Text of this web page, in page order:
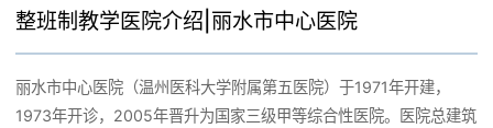
1人、省名中医1人、省卫生青年人才2人、省551卫生高层次创新人
人、临床研究专家20人、专职科研人员14人，温州医科大学博士生
导师1人，温州医科大学、佳木斯大学、牡丹江医学院硕士生导师20
整班制教学医院介绍|丽水市中心医院
丽水市中心医院（温州医科大学附属第五医院）于1971年开建，
1973年开诊，2005年晋升为国家三级甲等综合性医院。医院总建筑